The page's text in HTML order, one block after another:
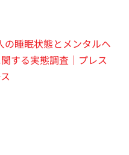
の睡眠状態とメンタルヘ
する実態調査｜プレス